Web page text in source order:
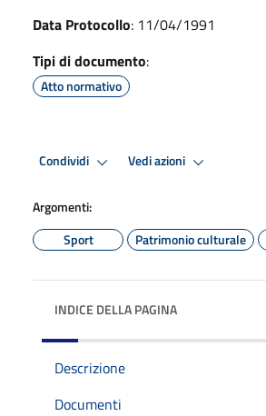
Data Protocollo: 11/04/1991
Tipi di documento:
Atto normativo
Condividi Vedi azioni
Argomenti:
Sport
Patrimonio culturale
INDICE DELLA PAGINA
Descrizione
Documenti